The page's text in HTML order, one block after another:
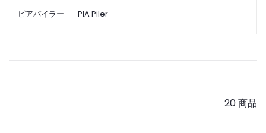
ピアパイラー - PIA Piler –
20 商品